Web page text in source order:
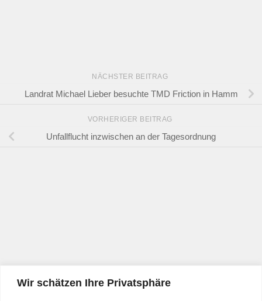
Wir schätzen Ihre Privatsphäre
NÄCHSTER BEITRAG
Landrat Michael Lieber besuchte TMD Friction in Hamm
VORHERIGER BEITRAG
Unfallflucht inzwischen an der Tagesordnung